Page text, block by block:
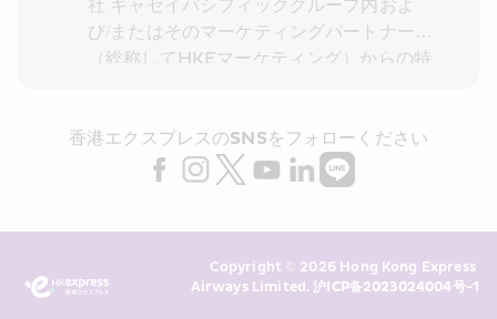
社 キャセイパシフィックグループ内およ
び/またはそのマーケティングパートナー
（総称してHKEマーケティング）からの特
ーポリシー を読み理解したことを確認し、
HKE マーケティングが上記の私の個人デ
ータ (および私の過去の取引記録) をダイレ
同意なしに利用しないことを承知していま
す。 詳細については、HKE の プライバシ
香港エクスプレスのSNSをフォローください
Copyright © 2026 Hong Kong Express
Airways Limited. 沪ICP备2023024004号-1